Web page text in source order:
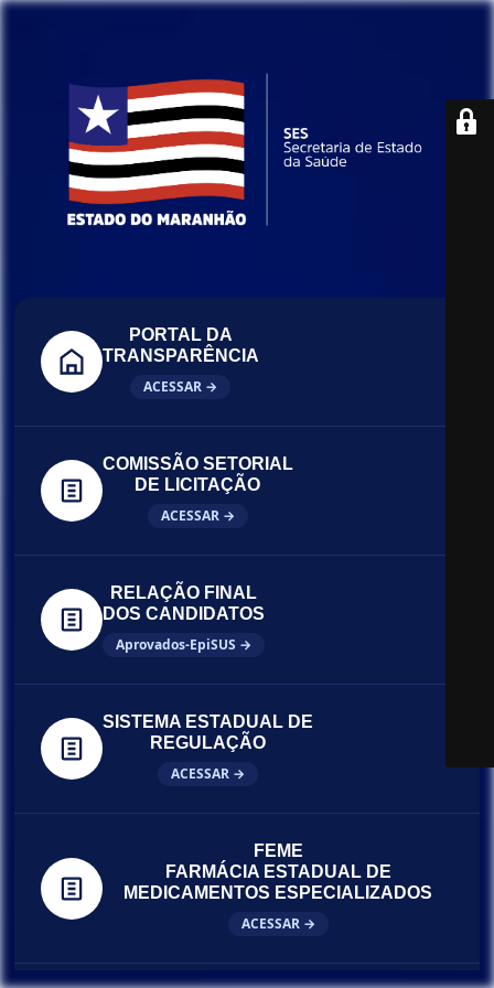
PORTAL DA
TRANSPARÊNCIA
ACESSAR →
COMISSÃO SETORIAL
DE LICITAÇÃO
ACESSAR →
RELAÇÃO FINAL
DOS CANDIDATOS
Aprovados-EpiSUS →
SISTEMA ESTADUAL DE
REGULAÇÃO
ACESSAR →
FEME
FARMÁCIA ESTADUAL DE
MEDICAMENTOS ESPECIALIZADOS
ACESSAR →